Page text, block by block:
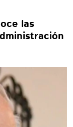
las